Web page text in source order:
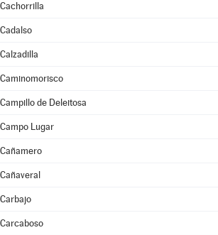
Cachorrilla
Cadalso
Calzadilla
Caminomorisco
Campillo de Deleitosa
Campo Lugar
Cañamero
Cañaveral
Carbajo
Carcaboso